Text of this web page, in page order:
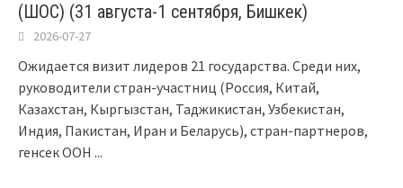
(ШОС) (31 августа-1 сентября, Бишкек)
2026-07-27
Ожидается визит лидеров 21 государства. Среди них,
руководители стран-участниц (Россия, Китай,
Казахстан, Кыргызстан, Таджикистан, Узбекистан,
Индия, Пакистан, Иран и Беларусь), стран-партнеров,
генсек ООН ...